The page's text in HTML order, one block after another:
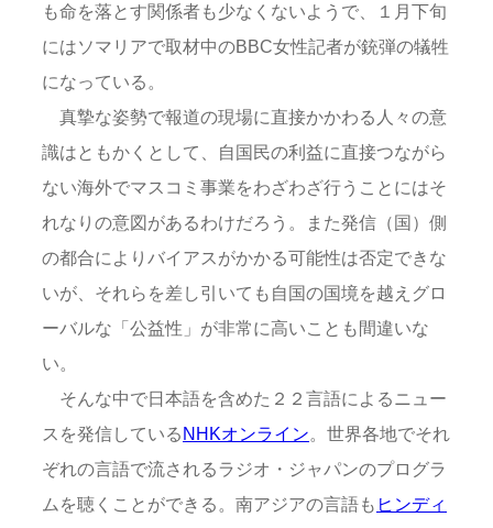
も命を落とす関係者も少なくないようで、１月下旬
にはソマリアで取材中のBBC女性記者が銃弾の犠牲
になっている。
真摯な姿勢で報道の現場に直接かかわる人々の意
識はともかくとして、自国民の利益に直接つながら
ない海外でマスコミ事業をわざわざ行うことにはそ
れなりの意図があるわけだろう。また発信（国）側
の都合によりバイアスがかかる可能性は否定できな
いが、それらを差し引いても自国の国境を越えグロ
ーバルな「公益性」が非常に高いことも間違いな
い。
そんな中で日本語を含めた２２言語によるニュー
スを発信しているNHKオンライン。世界各地でそれ
ぞれの言語で流されるラジオ・ジャパンのプログラ
ムを聴くことができる。南アジアの言語も ヒンディ